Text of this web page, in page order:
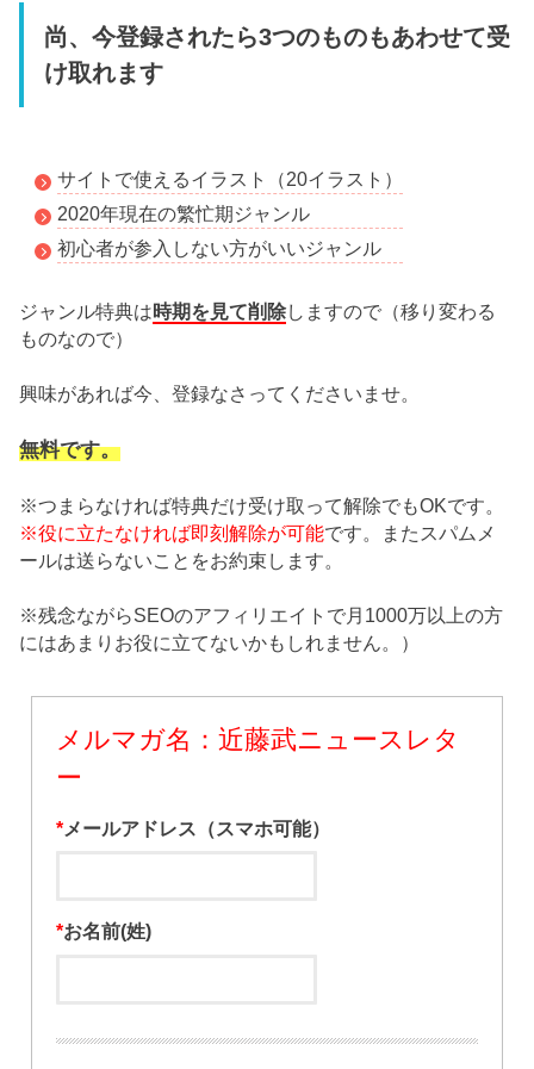
尚、今登録されたら3つのものもあわせて受
け取れます
サイトで使えるイラスト（20イラスト）
2020年現在の繁忙期ジャンル
初心者が参入しない方がいいジャンル
ジャンル特典は時期を見て削除しますので（移り変わる
ものなので）
興味があれば今、登録なさってくださいませ。
無料です。
※つまらなければ特典だけ受け取って解除でもOKです。
※役に立たなければ即刻解除が可能です。またスパムメ
ールは送らないことをお約束します。
※残念ながらSEOのアフィリエイトで月1000万以上の方
にはあまりお役に立てないかもしれません。）
メルマガ名：近藤武ニュースレタ
ー
*メールアドレス（スマホ可能）
*お名前(姓)